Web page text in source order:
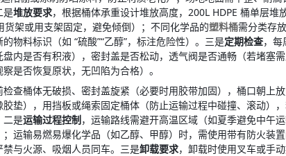
是堆放要求，根据桶体承重设计堆放高度，200L HDPE 桶单层
架或用支架固定，避免倾倒）；不同化学品的塑料桶需分类存
物料标识（如 “硫酸”“乙醇”，标注危险性）。三是定期检查，每
内是否有积液），密封盖是否松动，透气阀是否通畅（若堵塞
是否恢复原状，无凹陷为合格）。
检查桶体无破损、密封盖旋紧（必要时用胶带加固），桶口朝上
垫），用挡板或绳索固定桶体（防止运输过程中碰撞、滚动）
二是运输过程控制，运输路线需避开高温区域（如夏季避免中午
运输易燃易爆化学品（如乙醇、甲醇）时，需使用带有防火装
与火源、吸烟人员同车。三是卸载要求，卸载时使用叉车或手